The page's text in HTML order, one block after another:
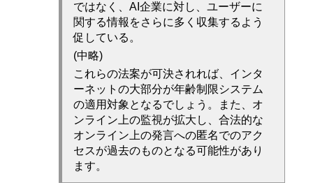
ではなく、AI企業に対し、ユーザーに
関する情報をさらに多く収集するよう
促している。
(中略)
これらの法案が可決されれば、インタ
ーネットの大部分が年齢制限システム
の適用対象となるでしょう。また、オ
ンライン上の監視が拡大し、合法的な
オンライン上の発言への匿名でのアク
セスが過去のものとなる可能性があり
ます。